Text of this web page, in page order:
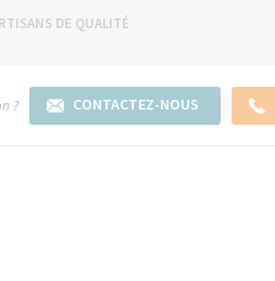
DE QUALITÉ
? CONTACTEZ-NOUS